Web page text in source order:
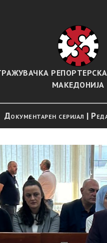
МАКЕДОНИЈА
Документарен серијал |